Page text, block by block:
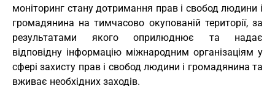
моніторинг стану дотримання прав і свобод людини і
громадянина на тимчасово окупованій території, за
результатами якого оприлюднює та надає
відповідну інформацію міжнародним організаціям у
сфері захисту прав і свобод людини і громадянина та
вживає необхідних заходів.